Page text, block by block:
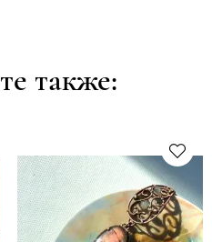
также: